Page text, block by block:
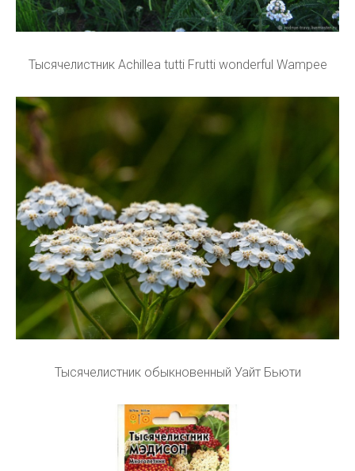
Тысячелистник Achillea tutti Frutti wonderful Wampee
Тысячелистник обыкновенный Уайт Бьюти